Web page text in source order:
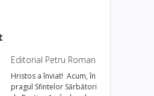
Editorial Petru Roman
Hristos a înviat! Acum, în
pragul Sfintelor Sărbători